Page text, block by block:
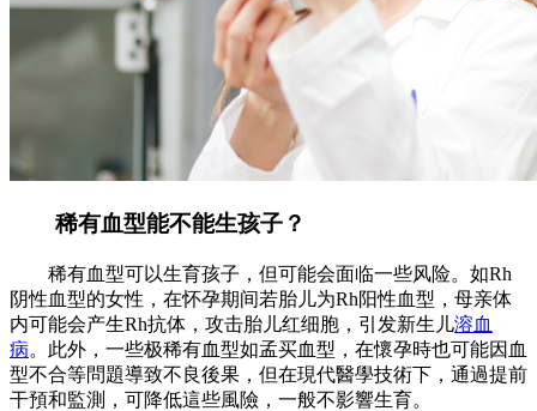
稀有血型能不能生孩子？
稀有血型可以生育孩子，但可能会面临一些风险。如Rh
阴性血型的女性，在怀孕期间若胎儿为Rh阳性血型，母亲体
内可能会产生Rh抗体，攻击胎儿红细胞，引发新生儿溶血
病。此外，一些极稀有血型如孟买血型，在懷孕時也可能因血
型不合等問題導致不良後果，但在現代醫學技術下，通過提前
干預和監測，可降低這些風險，一般不影響生育。